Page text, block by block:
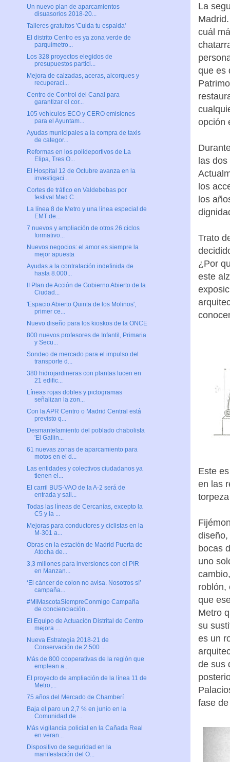
La
cuál
que es
opción
las
los
los
Trato
¿Por
este
Este
en las
bocas
uno
roblón,
que
Metro
su
es un
de sus
fase
Un nuevo plan de aparcamientos
disuasorios 2018-20...
Talleres gratuitos 'Cuida tu espalda'
El distrito Centro es ya zona verde de
parquímetro...
Los 328 proyectos elegidos de
presupuestos partici...
Mejora de calzadas, aceras, alcorques y
recuperaci...
Centro de Control del Canal para
garantizar el cor...
105 vehículos ECO y CERO emisiones
para el Ayuntam...
Ayudas municipales a la compra de taxis
de categor...
Reformas en los polideportivos de La
Elipa, Tres O...
El Hospital 12 de Octubre avanza en la
investigaci...
Cortes de tráfico en Valdebebas por
festival Mad C...
La línea 8 de Metro y una línea especial de
EMT de...
7 nuevos y ampliación de otros 26 ciclos
formativo...
Nuevos negocios: el amor es siempre la
mejor apuesta
Ayudas a la contratación indefinida de
hasta 8.000...
II Plan de Acción de Gobierno Abierto de la
Ciudad...
'Espacio Abierto Quinta de los Molinos',
primer ce...
Nuevo diseño para los kioskos de la ONCE
800 nuevos profesores de Infantil, Primaria
y Secu...
Sondeo de mercado para el impulso del
transporte d...
380 hidrojardineras con plantas lucen en
21 edific...
Líneas rojas dobles y pictogramas
señalizan la zon...
Con la APR Centro o Madrid Central está
previsto q...
Desmantelamiento del poblado chabolista
'El Gallin...
61 nuevas zonas de aparcamiento para
motos en el d...
Las entidades y colectivos ciudadanos ya
tienen el...
El carril BUS-VAO de la A-2 será de
entrada y sali...
Todas las líneas de Cercanías, excepto la
C5 y la ...
Mejoras para conductores y ciclistas en la
M-301 a...
Obras en la estación de Madrid Puerta de
Atocha de...
3,3 millones para inversiones con el PIR
en Manzan...
‘El cáncer de colon no avisa. Nosotros sí’
campaña...
#MiMascotaSiempreConmigo Campaña
de concienciación...
El Equipo de Actuación Distrital de Centro
mejora ...
Nueva Estrategia 2018-21 de
Conservación de 2.500 ...
Más de 800 cooperativas de la región que
emplean a...
El proyecto de ampliación de la línea 11 de
Metro,...
75 años del Mercado de Chamberí
Baja el paro un 2,7 % en junio en la
Comunidad de ...
Más vigilancia policial en la Cañada Real
en veran...
Dispositivo de seguridad en la
manifestación del O...